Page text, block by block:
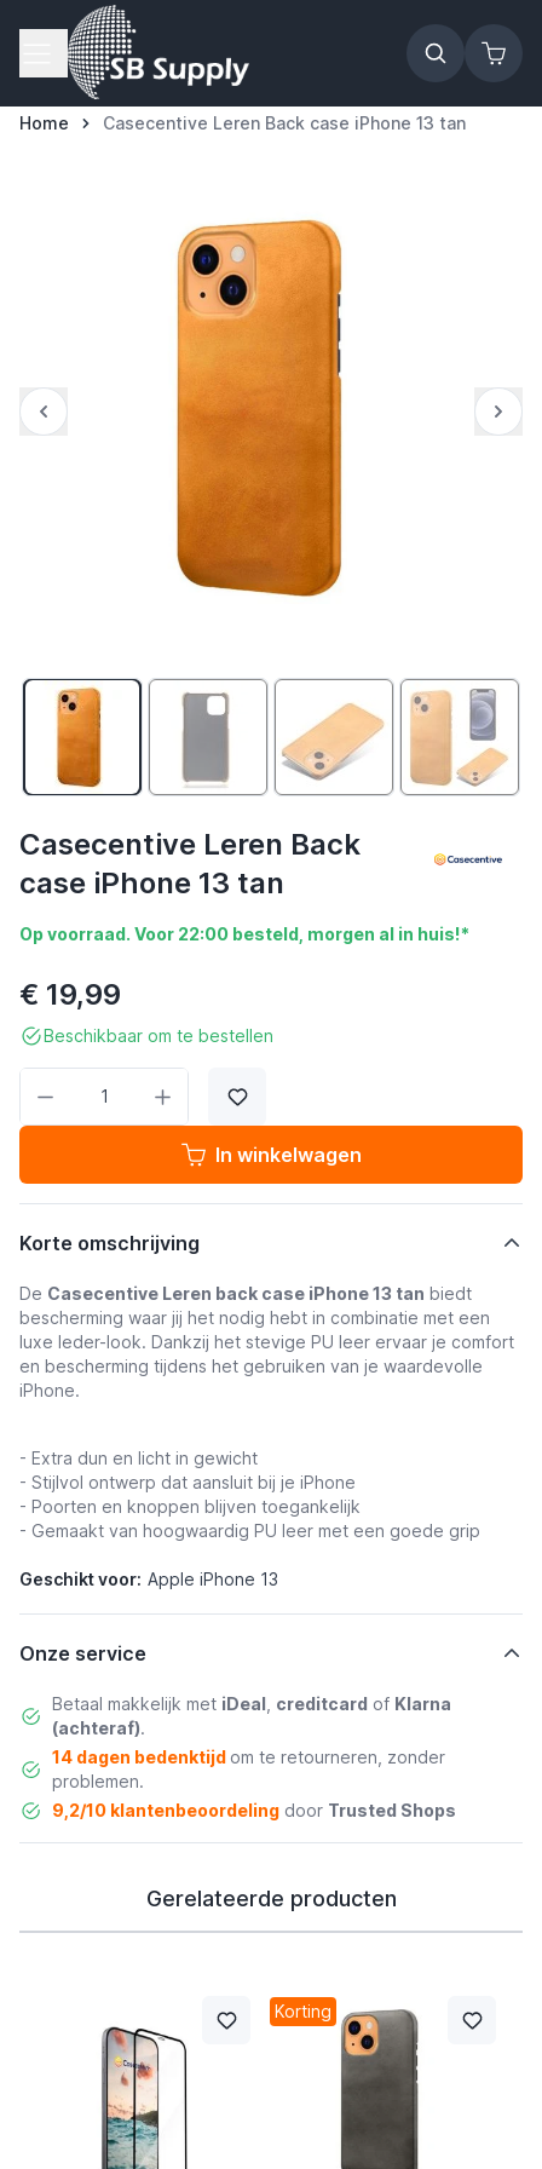
Ga naar de inhoud
Home Casecentive Leren Back case iPhone 13 tan
Casecentive Leren Back
case iPhone 13 tan
Op voorraad. Voor 22:00 besteld, morgen al in huis!*
€ 19,99
Beschikbaar om te bestellen
In winkelwagen
Korte omschrijving
De Casecentive Leren back case iPhone 13 tan biedt
bescherming waar jij het nodig hebt in combinatie met een
luxe leder-look. Dankzij het stevige PU leer ervaar je comfort
en bescherming tijdens het gebruiken van je waardevolle
iPhone.
- Extra dun en licht in gewicht
- Stijlvol ontwerp dat aansluit bij je iPhone
- Poorten en knoppen blijven toegankelijk
- Gemaakt van hoogwaardig PU leer met een goede grip
Geschikt voor: Apple iPhone 13
Onze service
Betaal makkelijk met iDeal creditcard of Klarna
(achteraf).
14 dagen bedenktijd om te retourneren, zonder
problemen.
9,2/10 klantenbeoordelingdoor Trusted Shops
Gerelateerde producten
Korting